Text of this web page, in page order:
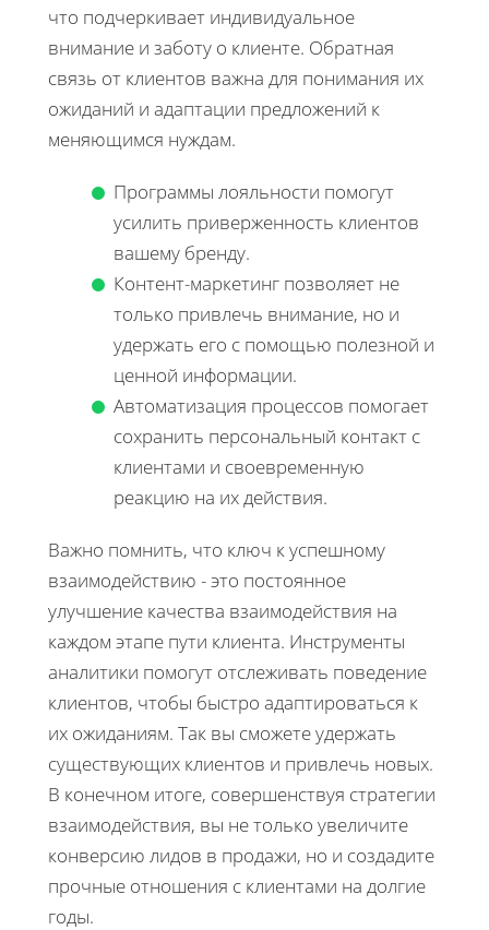
что подчеркивает индивидуальное
внимание и заботу о клиенте. Обратная
связь от клиентов важна для понимания их
ожиданий и адаптации предложений к
меняющимся нуждам.
Программы лояльности помогут
усилить приверженность клиентов
вашему бренду.
Контент-маркетинг позволяет не
только привлечь внимание, но и
удержать его с помощью полезной и
ценной информации.
Автоматизация процессов помогает
сохранить персональный контакт с
клиентами и своевременную
реакцию на их действия.
Важно помнить, что ключ к успешному
взаимодействию - это постоянное
улучшение качества взаимодействия на
каждом этапе пути клиента. Инструменты
аналитики помогут отслеживать поведение
клиентов, чтобы быстро адаптироваться к
их ожиданиям. Так вы сможете удержать
существующих клиентов и привлечь новых.
В конечном итоге, совершенствуя стратегии
взаимодействия, вы не только увеличите
конверсию лидов в продажи, но и создадите
прочные отношения с клиентами на долгие
годы.